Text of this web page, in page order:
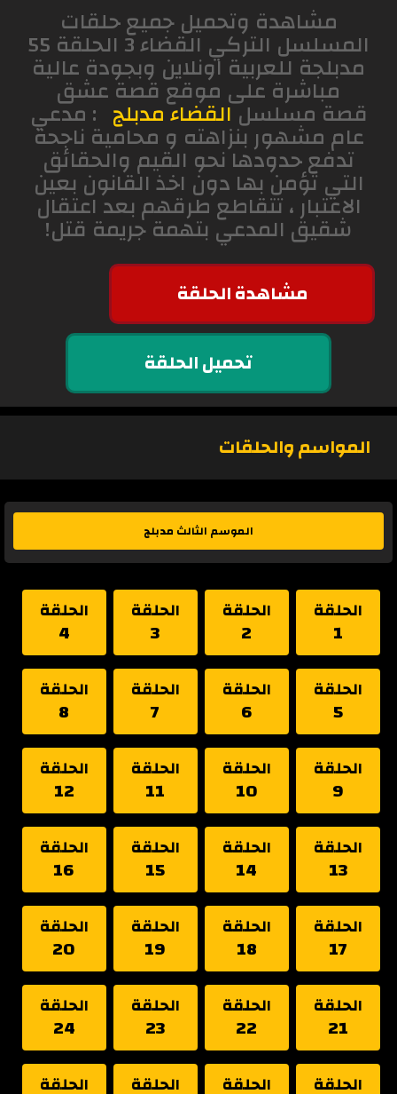
مشاهدة وتحميل جميع حلقات
المسلسل التركي القضاء 3 الحلقة 55
مدبلجة للعربية اونلاين وبجودة عالية
مباشرة على موقع قصة عشق
قصة مسلسلالقضاء مدبلج : مدعي
عام مشهور بنزاهته و محامية ناجحة
تدفع حدودها نحو القيم والحقائق
التي تؤمن بها دون اخذ القانون بعين
الاعتبار ، تتقاطع طرقهم بعد اعتقال
شقيق المدعي بتهمة جريمة قتل!
مشاهدة الحلقة
تحميل الحلقة
المواسم والحلقات
الموسم الثالث مدبلج
الحلقة
1
الحلقة
2
الحلقة
3
الحلقة
4
الحلقة
5
الحلقة
6
الحلقة
7
الحلقة
8
الحلقة
9
الحلقة
10
الحلقة
11
الحلقة
12
الحلقة
13
الحلقة
14
الحلقة
15
الحلقة
16
الحلقة
17
الحلقة
18
الحلقة
19
الحلقة
20
الحلقة
21
الحلقة
22
الحلقة
23
الحلقة
24
الحلقة الحلقة الحلقة الحلقة